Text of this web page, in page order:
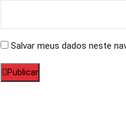
Salvar meus dados neste
Publicar